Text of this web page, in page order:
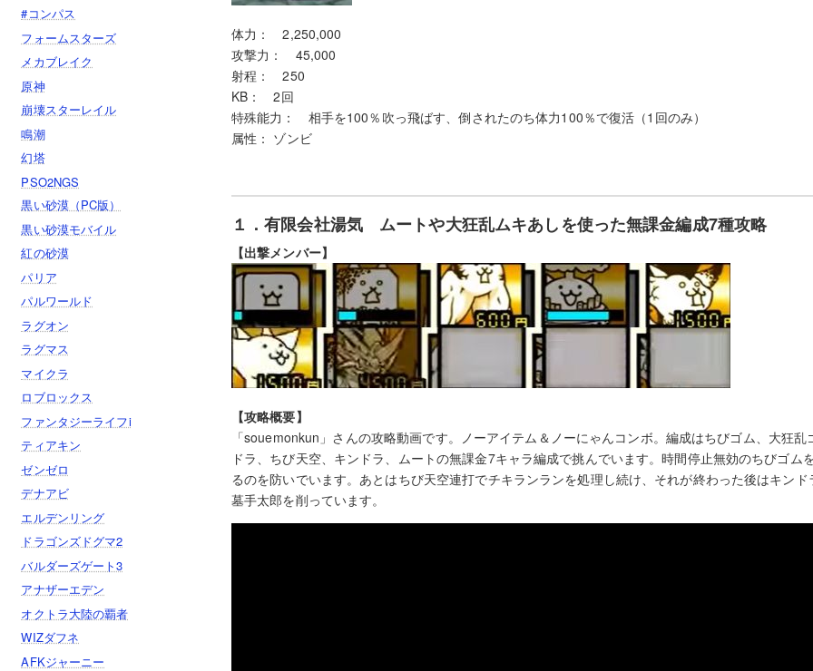
#コンパス
フォームスターズ
メカブレイク
原神
崩壊スターレイル
鳴潮
幻塔
PSO2NGS
黒い砂漠（PC版）
黒い砂漠モバイル
紅の砂漠
パリア
パルワールド
ラグオン
ラグマス
マイクラ
ロブロックス
ファンタジーライフi
ティアキン
ゼンゼロ
デナアビ
エルデンリング
ドラゴンズドグマ2
バルダーズゲート3
アナザーエデン
オクトラ大陸の覇者
WIZダフネ
AFKジャーニー
体力： 2,250,000
攻撃力： 45,000
射程： 250
KB： 2回
特殊能力： 相手を100％吹っ飛ばす、倒されたのち体力100％で復活（1回のみ）
属性： ゾンビ
１．有限会社湯気 ムートや大狂乱ムキあしを使った無課金編成7種攻略
【出撃メンバー】
【攻略概要】
「souemonkun」さんの攻略動画です。ノーアイテム＆ノーにゃんコンボ。編成はちびゴム、大狂
ドラ、ちび天空、キンドラ、ムートの無課金7キャラ編成で挑んでいます。時間停止無効のちびゴム
るのを防いでいます。あとはちび天空連打でチキランランを処理し続け、それが終わった後はキン
墓手太郎を削っています。